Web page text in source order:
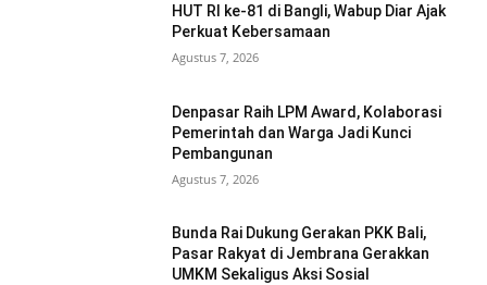
HUT RI ke-81 di Bangli, Wabup Diar Ajak
Perkuat Kebersamaan
Agustus 7, 2026
Denpasar Raih LPM Award, Kolaborasi
Pemerintah dan Warga Jadi Kunci
Pembangunan
Agustus 7, 2026
Bunda Rai Dukung Gerakan PKK Bali,
Pasar Rakyat di Jembrana Gerakkan
UMKM Sekaligus Aksi Sosial